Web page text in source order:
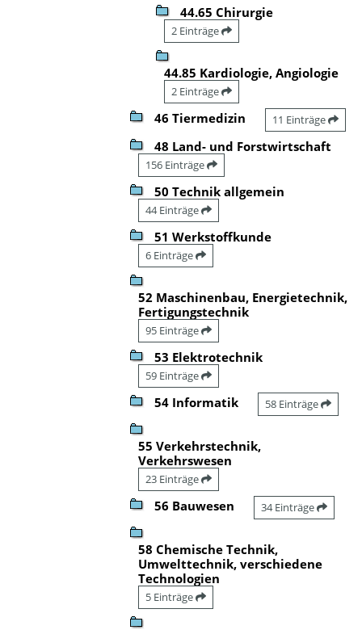
44.65 Chirurgie
2 Einträge
44.85 Kardiologie, Angiologie
2 Einträge
46 Tiermedizin 11 Einträge
48 Land- und Forstwirtschaft
156 Einträge
50 Technik allgemein
44 Einträge
51 Werkstoffkunde
6 Einträge
52 Maschinenbau, Energietechnik,
Fertigungstechnik
95 Einträge
53 Elektrotechnik
59 Einträge
54 Informatik 58 Einträge
55 Verkehrstechnik,
Verkehrswesen
23 Einträge
56 Bauwesen 34 Einträge
58 Chemische Technik,
Umwelttechnik, verschiedene
Technologien
5 Einträge